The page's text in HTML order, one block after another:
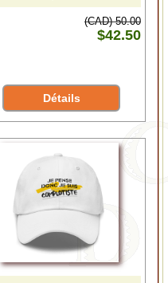
(CAD) 50.00
$42.50
Détails